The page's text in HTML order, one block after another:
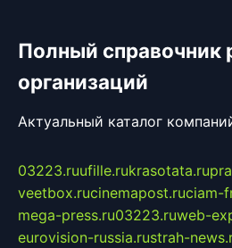
Полный справочник
организаций
Актуальный каталог
03223.ruufille.rukrasotata.ru
veetbox.rucinemapost.ruciam-
mega-press.ru03223.ruweb-
eurovision-russia.rustrah-